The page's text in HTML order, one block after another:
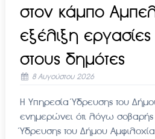
στον κάμπο
εξέλιξη
στους δημότες
8 Αυγούστου 2026
Η Υπηρεσία Ύδρευσης του
ενημερώνει ότι λόγω σοβαρής
Ύδρευσης του Δήμου